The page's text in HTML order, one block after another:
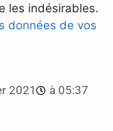
les indésirables.
données de vos
2021 à 05:37